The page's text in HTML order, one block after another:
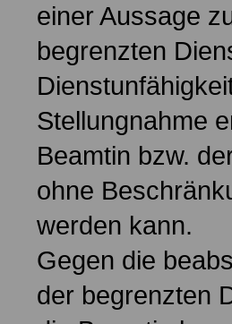
einer Aussage
begrenzten
Stellungnahme
Beamtin bzw.
ohne
werden kann.
Gegen die
der begrenzten